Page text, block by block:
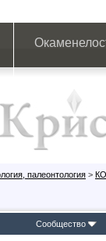
палеонтология >
Сообщество